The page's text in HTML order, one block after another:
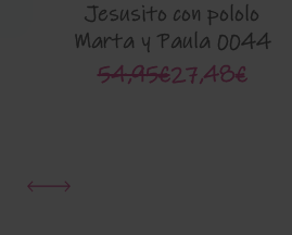
Jesusito con pololo
Marta y Paula 0044
54,95€27,48€